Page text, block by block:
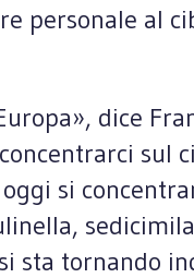
al
dice
sul
si
sta tornando